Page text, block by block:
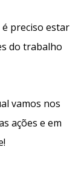
é preciso estar
do trabalho
vamos nos
ações e em